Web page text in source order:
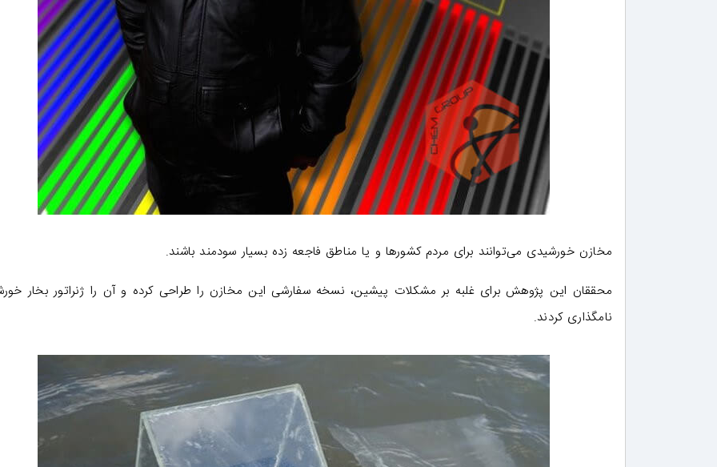
مخازن خورشیدی می‌توانند برای مردم کشورها و یا مناطق فاجعه زده بسیار سودمند باشند.
محققان این پژوهش برای غلبه بر مشکلات پیشین، نسخه سفارشی این مخازن را طراحی کرده و آن را ژنراتور بخار
نامگذاری کردند.